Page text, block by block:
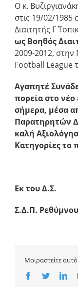
Ο κ.
στις 19/02/
Διαιτητής Γ΄
ως Βοηθός
2009-2012, στην
Football League
Αγαπητέ
πορεία στο νέο
σήμερα, μέσα
Παρατηρητών
καλή
Κατηγορίες το
Εκ του Δ.Σ.
Σ.Δ.Π.
Μοιραστείτε
Facebook
Twitter